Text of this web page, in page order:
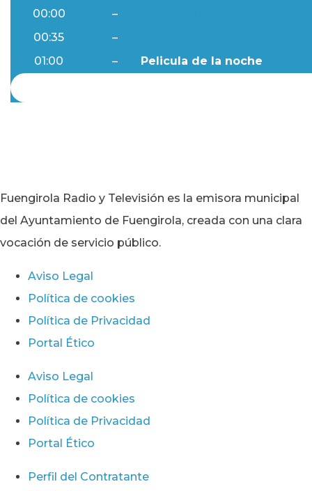
00:00 –
00:35
–
01:00
– Pelicula de la noche
Fuengirola Radio y Televisión es la emisora municipal
del Ayuntamiento de Fuengirola, creada con una clara
vocación de servicio público.
Aviso Legal
Política de cookies
Política de Privacidad
Portal Ético
Aviso Legal
Política de cookies
Política de Privacidad
Portal Ético
Perfil del Contratante